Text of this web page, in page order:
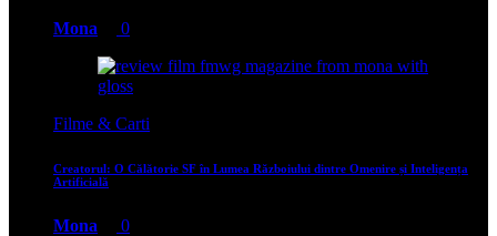
Mona 0
Filme & Carti
Creatorul: O Călătorie SF în Lumea Războiului dintre Omenire și Inteligența
Artificială
Mona 0